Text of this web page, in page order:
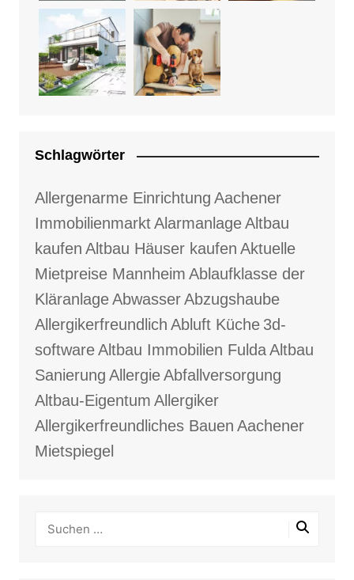
Schlagwörter
Allergenarme Einrichtung Aachener
ImmobilienmarktAlarmanlageAltbau
kaufen Altbau Häuser kaufen Aktuelle
Mietpreise Mannheim Ablaufklasse der
KläranlageAbwasserAbzugshaube
Allergikerfreundlich Abluft Küche 3d-
softwareAltbau Immobilien FuldaAltbau
Sanierung AllergieAbfallversorgung
Altbau-Eigentum Allergiker
Allergikerfreundliches Bauen Aachener
Mietspiegel